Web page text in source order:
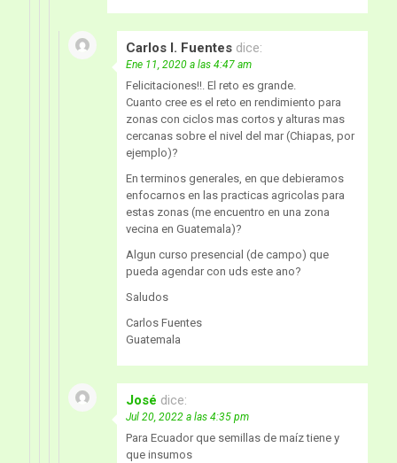
Carlos I. Fuentes dice:
Ene 11, 2020 a las 4:47 am
Felicitaciones!!. El reto es grande.
Cuanto cree es el reto en rendimiento para
zonas con ciclos mas cortos y alturas mas
cercanas sobre el nivel del mar (Chiapas, por
ejemplo)?
En terminos generales, en que debieramos
enfocarnos en las practicas agricolas para
estas zonas (me encuentro en una zona
vecina en Guatemala)?
Algun curso presencial (de campo) que
pueda agendar con uds este ano?
Saludos
Carlos Fuentes
Guatemala
José dice:
Jul 20, 2022 a las 4:35 pm
Para Ecuador que semillas de maíz tiene y
que insumos